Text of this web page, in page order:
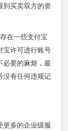
到买卖双方的资
在一些支付宝
宝许可进行账号
必要的麻烦，最
没有任何违规记
更多的企业级服